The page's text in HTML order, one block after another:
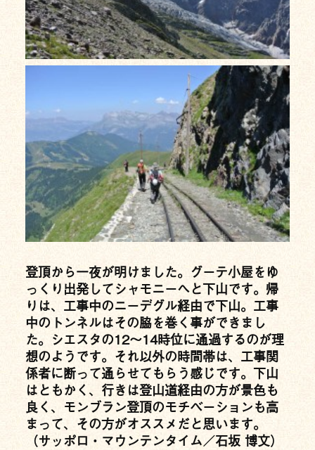
登頂から一夜が明けました。グーテ小屋をゆ
っくり出発してシャモニーへと下山です。帰
りは、工事中のニーデグル経由で下山。工事
中のトンネルはその脇を巻く事ができまし
た。シエスタの12〜14時位に通過するのが理
想のようです。それ以外の時間帯は、工事関
係者に断って通らせてもらう感じです。下山
はともかく、行きは登山道経由の方が景色も
良く、モンブラン登頂のモチベーションも高
まって、その方がオススメだと思います。
（サッポロ・マウンテンタイム／石坂 博文）